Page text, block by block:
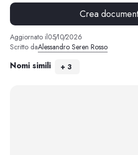
Crea
Aggiornato il05/10/2026
Scritto daAlessandro Seren Rosso
Nomi simili + 3